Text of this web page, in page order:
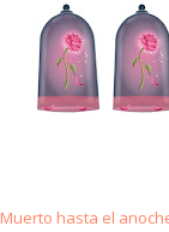
Muerto hasta el